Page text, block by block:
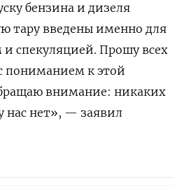
бензина и дизеля
тару введены именно для
спекуляцией. Прошу всех
пониманием к этой
внимание: никаких
нас нет», — заявил